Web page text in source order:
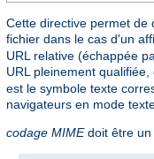
Cette directive permet de
fichier dans le cas d'un
URL relative (échappée
URL pleinement
est le symbole texte
navigateurs en mode
codage MIMEdoit être un